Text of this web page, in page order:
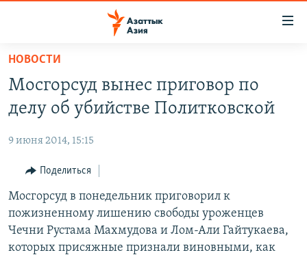
Вернуться
основному
содержанию
Вернутся
навигации
Вернутся
поиску
КАЗАХСТАН
УЗБЕКИСТАН
ТАДЖИКИСТАН
НОВОСТИ
ВОЙНА В УКРАИНЕ
НА ДРУГИХ ЯЗЫКАХ
ҚАЗАҚША
КЫРГЫЗЧА
ТОҶИКӢ
Все сайты РСЕ/РС
НОВОСТИ
Мосгорсуд вынес приговор по
делу об убийстве Политковской
9 июня 2014, 15:15
Поделиться
Мосгорсуд в понедельник приговорил к
пожизненному лишению свободы уроженцев
Чечни Рустама Махмудова и Лом-Али Гайтукаева,
которых присяжные признали виновными, как